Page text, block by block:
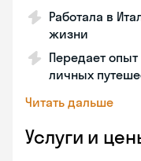
Работала в
жизни
Передает
личных
Читать дальше
Услуги и